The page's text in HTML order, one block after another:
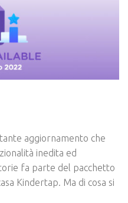
aggiornamento che
inedita ed
fa parte del pacchetto
Kindertap. Ma di cosa si